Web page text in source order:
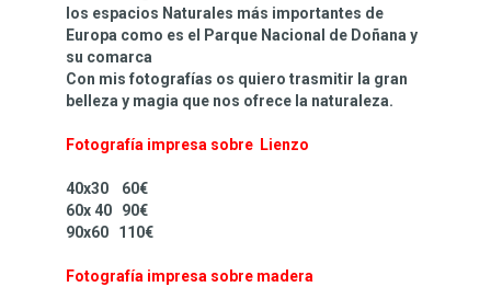
los espacios Naturales más importantes de
Europa como es el Parque Nacional de Doñana y
su comarca
Con mis fotografías os quiero trasmitir la gran
belleza y magia que nos ofrece la naturaleza.
Fotografía impresa sobre Lienzo
40x30 60€
60x 40 90€
90x60 110€
Fotografía impresa sobre madera